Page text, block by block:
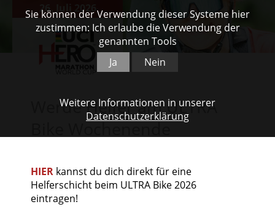
26. Juli 2026
Werde Helfer am ULTRA
HIER kannst du dich direkt für eine
Helferschicht beim ULTRA Bike 2026
eintragen!
Sie können der Verwendung dieser Systeme hier
zustimmen: Ich erlaube die Verwendung der
genannten Tools
Ja
Nein
Weitere Informationen in unserer
Datenschutzerklärung